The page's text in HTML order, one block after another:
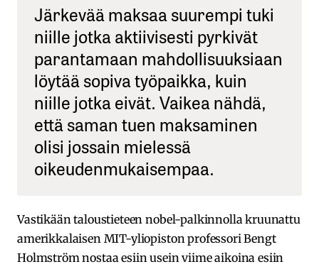
Järkevää maksaa suurempi tuki
niille jotka aktiivisesti pyrkivät
parantamaan mahdollisuuksiaan
löytää sopiva työpaikka, kuin
niille jotka eivät. Vaikea nähdä,
että saman tuen maksaminen
olisi jossain mielessä
oikeudenmukaisempaa.
Vastikään taloustieteen nobel-palkinnolla kruunattu
amerikkalaisen MIT-yliopiston professori Bengt
Holmström nostaa esiin usein viime aikoina esiin